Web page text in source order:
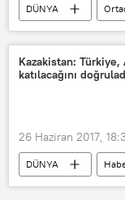
DÜNYA
GÖRÜŞ
TÜRKİYE
Suudi Arabistan
Kazakistan: Türkiye,
katılacağını
26 Haziran 2017,
DÜNYA
Kazakistan